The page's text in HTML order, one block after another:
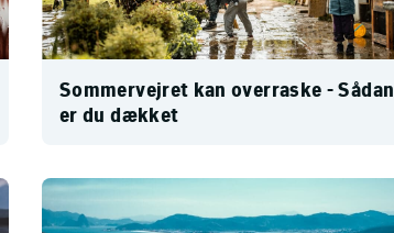
Sommervejret kan overraske - Sådan
er du dækket